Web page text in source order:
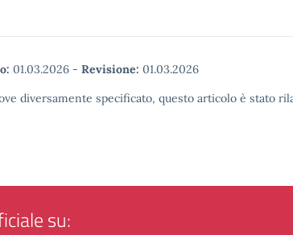
01.03.2026 - Revisione: 01.03.2026
diversamente specificato, questo articolo è stato
su: